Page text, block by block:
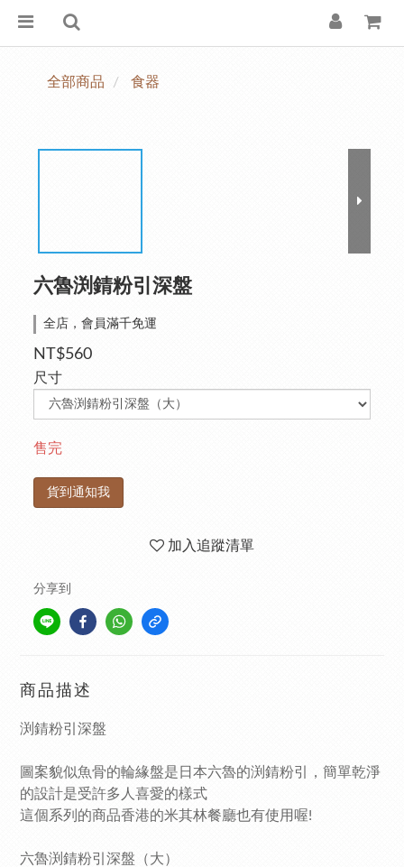
全部商品 食器
六魯渕錆粉引深盤
全店，會員滿千免運
NT$560
尺寸
售完
貨到通知我
加入追蹤清單
分享到
商品描述
渕錆粉引深盤
圖案貌似魚骨的輪緣盤是日本六魯的渕錆粉引，簡單乾淨
的設計是受許多人喜愛的樣式
這個系列的商品香港的米其林餐廳也有使用喔!
六魯渕錆粉引深盤（大）